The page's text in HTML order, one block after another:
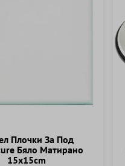
Плочки За Под
Бяло Матирано
15x15cm